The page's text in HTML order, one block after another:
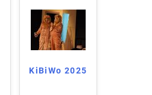
KiBiWo 2025